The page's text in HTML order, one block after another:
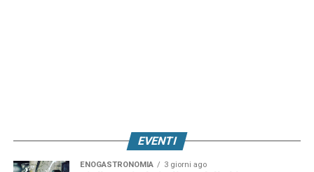
EVENTI
ENOGASTRONOMIA 3 giorni ago